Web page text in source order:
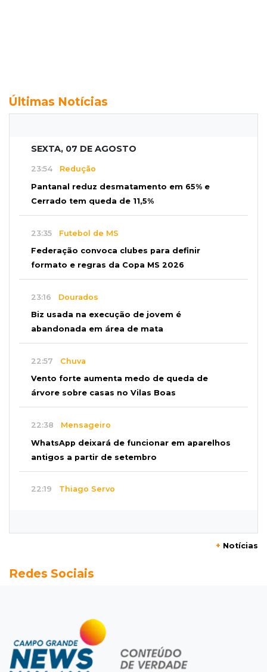
Últimas Notícias
SEXTA, 07 DE AGOSTO
23:54 Redução
Pantanal reduz desmatamento em 65% e
Cerrado tem queda de 11,5%
23:35 Futebol de MS
Federação convoca clubes para definir
formato e regras da Copa MS 2026
23:16 Dourados
Biz usada na execução de jovem é
abandonada em área de mata
22:57 Chuva
Vento forte aumenta medo de queda de
árvore sobre casas no Vilas Boas
22:38 Mensageiro
WhatsApp deixará de funcionar em aparelhos
antigos a partir de setembro
22:19 Thiago Servo
Semana vai começar com 909 novas
Flagrante
Motorista atinge carro parado, perde
retrovisor e foge no Jardim Antártica
+ Notícias
Redes Sociais